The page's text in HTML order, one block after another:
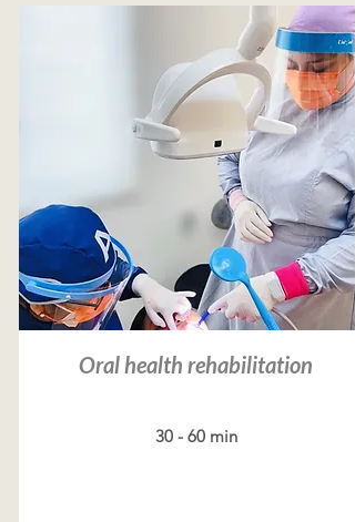
Oral health rehabilitation
30 - 60 min